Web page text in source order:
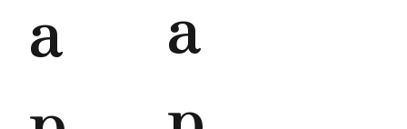
a
a